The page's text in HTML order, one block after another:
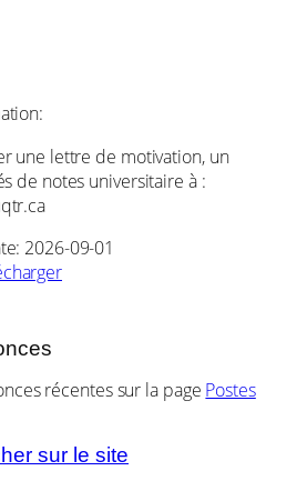
une lettre de motivation, un
de notes universitaire à :
2026-09-01
récentes sur la page Postes
sur le site